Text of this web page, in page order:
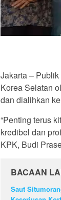
Jakarta –
Korea Selatan
dan dialihkan
“Penting terus
kredibel dan
KPK, Budi
BACAAN
Saut